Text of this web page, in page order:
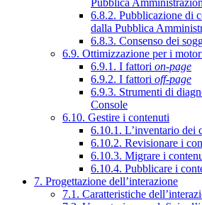
Pubblica
6.8.2. Pubblicazione di
dalla Pubblica
6.8.3. Consenso dei
6.9. Ottimizzazione per i
6.9.1. I fattori on-page
6.9.2. I fattori off-page
6.9.3. Strumenti di
Console
6.10. Gestire i contenuti
6.10.1. L’inventario dei
6.10.2. Revisionare i
6.10.3. Migrare i
6.10.4. Pubblicare i
7. Progettazione dell’interazione
7.1. Caratteristiche